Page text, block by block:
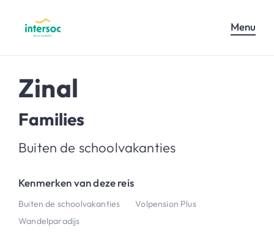
Menu
Zinal
Families
Buiten de schoolvakanties
Kenmerken van deze reis
Buiten de schoolvakanties
Volpension Plus
Wandelparadijs